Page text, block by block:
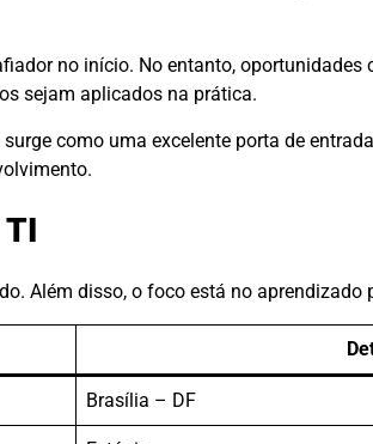
no início. No entanto,
sejam aplicados na prática.
surge como uma excelente porta de
Além disso, o foco está no aprendizado
Brasília – DF